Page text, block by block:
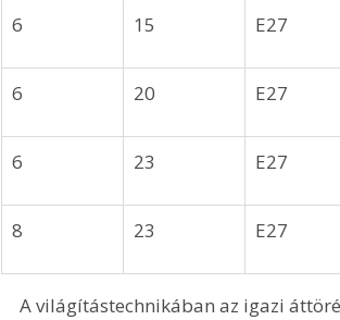
6 15 E27
6 20 E27
6 23 E27
8 23 E27
A világítástechnikában az igazi